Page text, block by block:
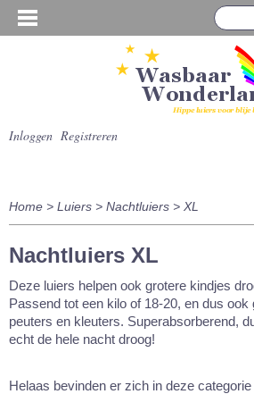
Inloggen Registreren
Home > Luiers > Nachtluiers > XL
Nachtluiers XL
Deze luiers helpen ook grotere kindjes
Passend tot een kilo of 18-20, en dus
peuters en kleuters. Superabsorberend,
echt de hele nacht droog!
Helaas bevinden er zich in deze